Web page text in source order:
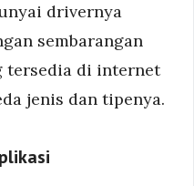
drivernya
sembarangan
tersedia di internet
jenis dan tipenya.